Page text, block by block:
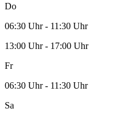
Do
06:30 Uhr - 11:30 Uhr
13:00 Uhr - 17:00 Uhr
Fr
06:30 Uhr - 11:30 Uhr
Sa